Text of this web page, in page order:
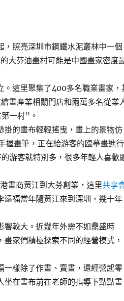
照亮深圳市鋼鐵水泥叢林中一個
大芬油畫村可能是中國畫家密度
這里聚集了400多名職業畫家，
畫產業相關門店和兩萬多名從業
一村”。
的畫布輕輕搖曳，畫上的景物仿
握畫筆，正在給游客的臨摹畫進行
游客就特別多，很多年輕人喜歡
商黃江到大芬創業，這里共享
福當年隨黃江來到深圳，幾十年
較大。近幾年外需不如鼎盛時
家們積極探索不同的經營模式，
樣除了作畫、賣畫，還經營起零
在畫布前在老師的指導下點點畫